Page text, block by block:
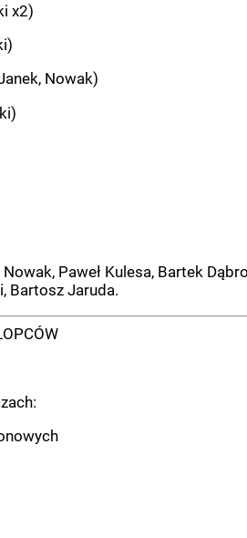
x2)
Nowak)
Paweł Kulesa, Bartek
Bartosz Jaruda.